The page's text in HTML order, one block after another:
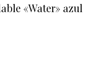
«Water» azul